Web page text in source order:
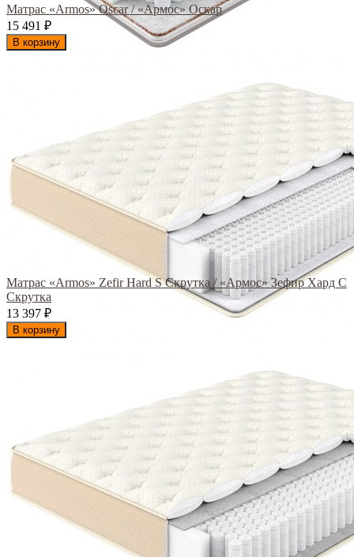
Матрас «Armos» Oscar / «Армос» Оскар
15 491
₽
В корзину
Матрас «Armos» Zefir Hard S Скрутка / «Армос» Зефир Хард С
Скрутка
13 397 ₽
В корзину